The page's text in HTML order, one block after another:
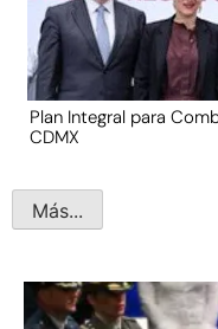
Plan Integral para
CDMX
Más...